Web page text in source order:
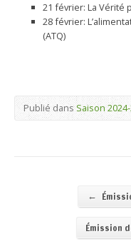
21 février: La Vérité
28 février:
(ATQ)
Publié dansSaison
←
Émission